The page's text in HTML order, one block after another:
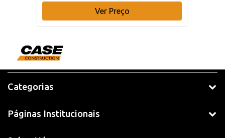
Ver Preço
Categorias
Páginas Institucionais